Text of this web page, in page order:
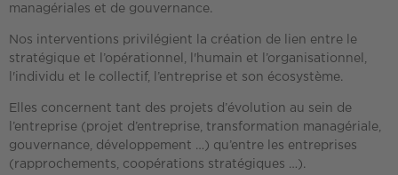
managériales et de gouvernance.
Nos interventions privilégient la création de lien entre le
stratégique et l’opérationnel, l'humain et l’organisationnel,
l'individu et le collectif, l’entreprise et son écosystème.
Elles concernent tant des projets d’évolution au sein de
l’entreprise (projet d’entreprise, transformation managériale,
gouvernance, développement …) qu’entre les entreprises
(rapprochements, coopérations stratégiques …).